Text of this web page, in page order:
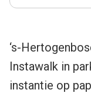
‘s-
Instawalk in
instantie op